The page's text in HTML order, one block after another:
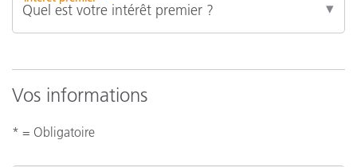
Vos informations
* = Obligatoire